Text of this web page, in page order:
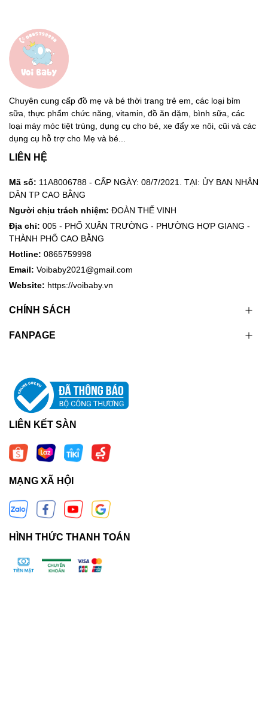
Chuyên cung cấp đồ mẹ và bé thời trang trẻ em, các loại bỉm
sữa, thực phẩm chức năng, vitamin, đồ ăn dặm, bình sữa, các
loại máy móc tiệt trùng, dụng cụ cho bé, xe đẩy xe nôi, cũi và các
dụng cụ hỗ trợ cho Mẹ và bé...
LIÊN HỆ
Mã số: 11A8006788 - CẤP NGÀY: 08/7/2021. TẠI: ỦY BAN NHÂN
DÂN TP CAO BẰNG
Người chịu trách nhiệm: ĐOÀN THẾ VINH
Địa chỉ: 005 - PHỐ XUÂN TRƯỜNG - PHƯỜNG HỢP GIANG -
THÀNH PHỐ CAO BẰNG
Hotline: 0865759998
Email: Voibaby2021@gmail.com
Website: https://voibaby.vn
CHÍNH SÁCH
FANPAGE
LIÊN KẾT SÀN
MẠNG XÃ HỘI
HÌNH THỨC THANH TOÁN